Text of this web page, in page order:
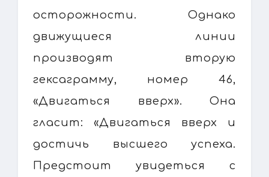
осторожности. Однако
движущиеся линии
производят вторую
гексаграмму, номер 46,
«Двигаться вверх». Она
гласит: «Двигаться вверх и
достичь высшего успеха.
Предстоит увидеться с